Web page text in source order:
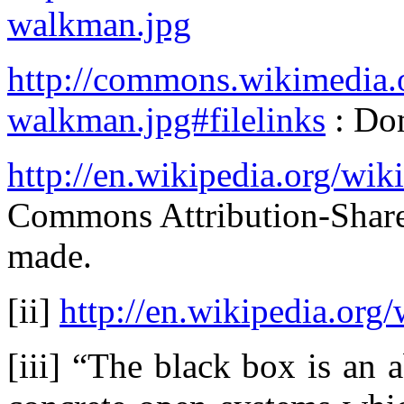
walkman.jpg
http://
walkman.jpg#filelinks :
http://en.wikipedia.org/
Commons Attribution-
made.
[ii] http://
[iii] “The black box is an